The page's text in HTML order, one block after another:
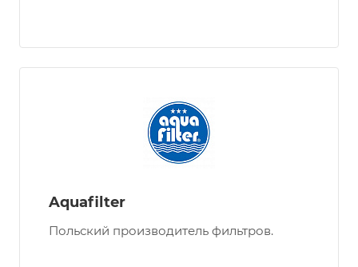
Aquafilter
Польский производитель фильтров.